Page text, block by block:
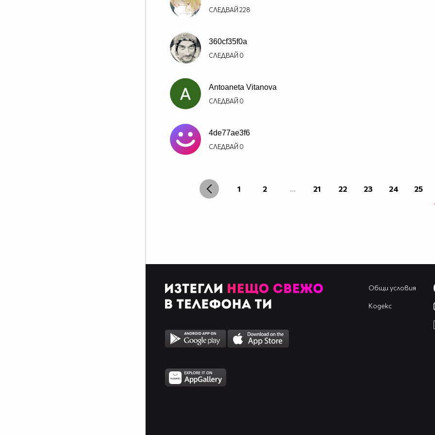
СЛЕДВАЙ228
360cf35f0a
СЛЕДВАЙ 0
Antoaneta Vitanova
СЛЕДВАЙ 0
4de77ae3f6
СЛЕДВАЙ 0
1 2 ... 21 22 23 24 25
Общи условия
Кодекс